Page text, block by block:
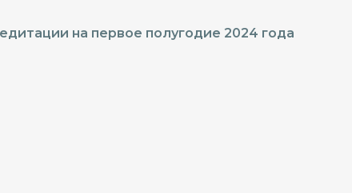
на первое полугодие 2024 года